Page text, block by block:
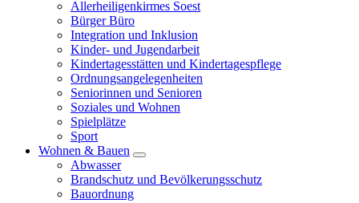
Allerheiligenkirmes Soest
Bürger Büro
Integration und Inklusion
Kinder- und Jugendarbeit
Kindertagesstätten und Kindertagespflege
Ordnungsangelegenheiten
Seniorinnen und Senioren
Soziales und Wohnen
Spielplätze
Sport
Wohnen & Bauen
Abwasser
Brandschutz und Bevölkerungsschutz
Bauordnung